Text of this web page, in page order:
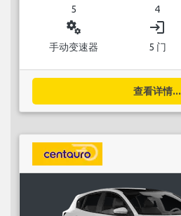
5 4
miscellaneous_services
手动变速器
login
5 门
查看详情...